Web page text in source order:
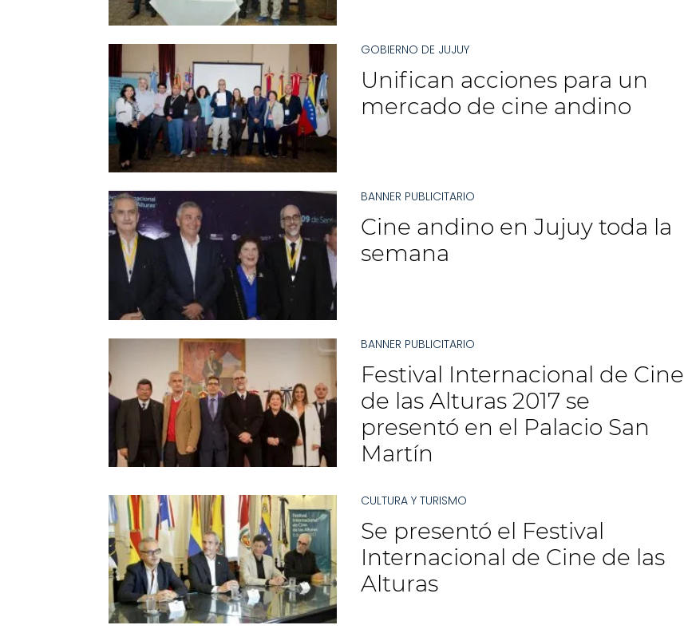
GOBIERNO DE JUJUY
Unifican acciones para un
mercado de cine andino
BANNER PUBLICITARIO
Cine andino en Jujuy toda la
semana
BANNER PUBLICITARIO
Festival Internacional de Cine
de las Alturas 2017 se
presentó en el Palacio San
Martín
CULTURA Y TURISMO
Se presentó el Festival
Internacional de Cine de las
Alturas